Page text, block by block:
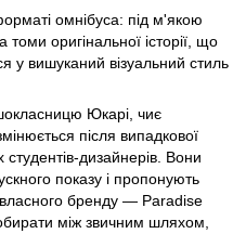
омнібуса: під м'якою
оригінальної історії, що
у вишуканий візуальний стиль
Юкарі, чиє
після випадкової
студентів-дизайнерів. Вони
показу і пропонують
власного бренду — Paradise
між звичним шляхом,